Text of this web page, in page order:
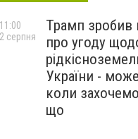
Трамп зробив
про угоду
України -
коли
що
11:00
2 серпня